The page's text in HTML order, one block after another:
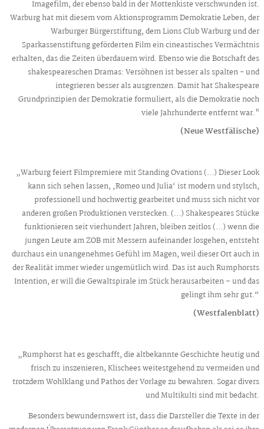
Imagefilm, der ebenso bald in der Mottenkiste verschwunden ist.
Warburg hat mit diesem vom Aktionsprogramm Demokratie Leben, der
Warburger Bürgerstiftung, dem Lions Club Warburg und der
Sparkassenstiftung geförderten Film ein cineastisches Vermächtnis
erhalten, das die Zeiten überdauern wird. Ebenso wie die Botschaft des
shakespeareschen Dramas: Versöhnen ist besser als spalten - und
integrieren besser als ausgrenzen. Damit hat Shakespeare
Grundprinzipien der Demokratie formuliert, als die Demokratie noch
viele Jahrhunderte entfernt war."
(Neue Westfälische)
„Warburg feiert Filmpremiere mit Standing Ovations (…) Dieser Look
kann sich sehen lassen, ‚Romeo und Julia‘ ist modern und stylsch,
professionell und hochwertig gearbeitet und muss sich nicht vor
anderen großen Produktionen verstecken. (…) Shakespeares Stücke
funktionieren seit vierhundert Jahren, bleiben zeitlos (…) wenn die
jungen Leute am ZOB mit Messern aufeinander losgehen, entsteht
durchaus ein unangenehmes Gefühl im Magen, weil dieser Ort auch in
der Realität immer wieder ungemütlich wird. Das ist auch Rumphorsts
Intention, er will die Gewaltspirale im Stück herausarbeiten – und das
gelingt ihm sehr gut.“
(Westfalenblatt)
„Rumphorst hat es geschafft, die altbekannte Geschichte heutig und
frisch zu inszenieren, Klischees weitestgehend zu vermeiden und
trotzdem Wohlklang und Pathos der Vorlage zu bewahren. Sogar divers
und Multikulti sind mit bedacht.
Besonders bewundernswert ist, dass die Darsteller die Texte in der